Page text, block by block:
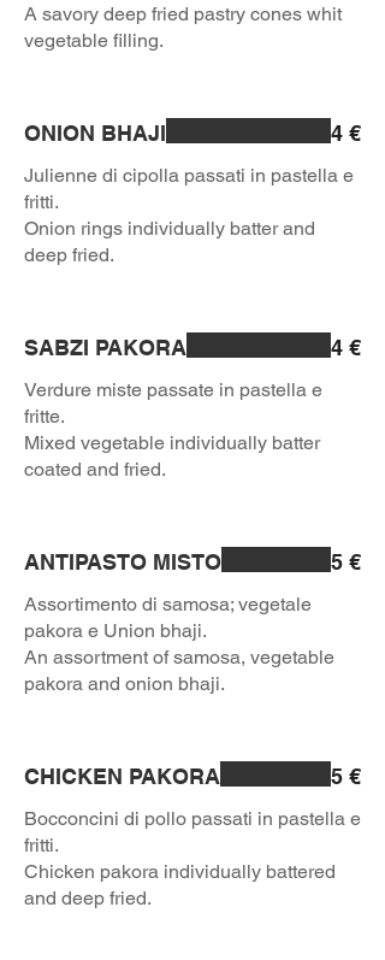
A savory deep fried pastry cones whit
vegetable filling.
ONION BHAJI
Julienne di cipolla passati in pastella e
fritti.
Onion rings individually batter and
deep fried.
4 €
SABZI PAKORA
Verdure miste passate in pastella e
fritte.
Mixed vegetable individually batter
coated and fried.
4 €
ANTIPASTO MISTO
Assortimento di samosa; vegetale
pakora e Union bhaji.
An assortment of samosa, vegetable
pakora and onion bhaji.
5 €
CHICKEN PAKORA
Bocconcini di pollo passati in pastella e
fritti.
Chicken pakora individually battered
and deep fried.
5 €